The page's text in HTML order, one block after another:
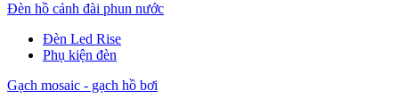
Đèn hồ cảnh đài phun nước
Đèn Led Rise
Phụ kiện đèn
Gạch mosaic - gạch hồ bơi